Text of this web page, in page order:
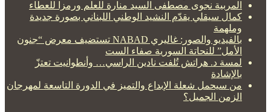
المربية نجوى مصطفى السيد منارة للعلم ورمزا للعطاء
كمال سيقلي يقدّم النشيد الوطني اللبناني بصورة جديدة
وملهمة
بالفيديو والصور: غاليري NABAD تستضيف معرض “جنون
الأمل” للنحاتة السورية صفاء الست
لمسة د. هراتش تُلفت نادين الراسي… وأنطوانيت تعتزّ
بالإشادة
من سيحمل شعلة الإبداع والتميز في الدورة التاسعة لمهرجان
الزمن الجميل؟